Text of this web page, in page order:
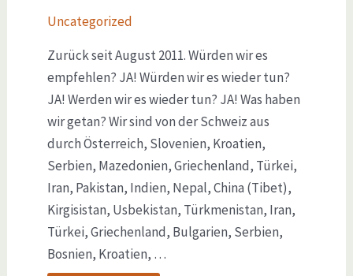
Uncategorized
Zurück seit August 2011. Würden wir es
empfehlen? JA! Würden wir es wieder tun?
JA! Werden wir es wieder tun? JA! Was haben
wir getan? Wir sind von der Schweiz aus
durch Österreich, Slovenien, Kroatien,
Serbien, Mazedonien, Griechenland, Türkei,
Iran, Pakistan, Indien, Nepal, China (Tibet),
Kirgisistan, Usbekistan, Türkmenistan, Iran,
Türkei, Griechenland, Bulgarien, Serbien,
Bosnien, Kroatien, …